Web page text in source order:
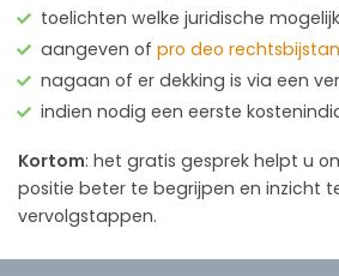
toelichten welke juridische
aangeven of pro deo
nagaan of er dekking is via een
indien nodig een eerste
Kortom: het gratis gesprek helpt u
positie beter te begrijpen en inzicht
vervolgstappen.